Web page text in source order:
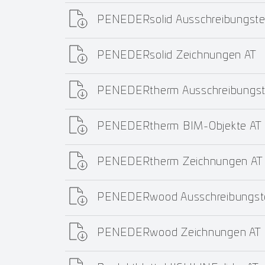
PENEDERsolid
PENEDERsolid Zeichnungen AT
PENEDERtherm
PENEDERtherm BIM-Objekte AT
PENEDERtherm Zeichnungen AT
PENEDERwood
PENEDERwood Zeichnungen AT